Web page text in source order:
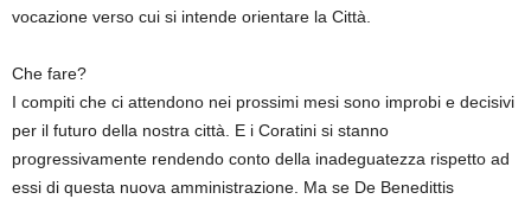
vocazione verso cui si intende orientare la Città.
Che fare?
I compiti che ci attendono nei prossimi mesi sono improbi e decisivi
per il futuro della nostra città. E i Coratini si stanno
progressivamente rendendo conto della inadeguatezza rispetto ad
essi di questa nuova amministrazione. Ma se De Benedittis